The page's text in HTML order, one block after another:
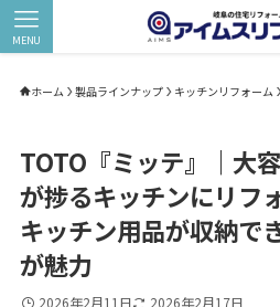
MENU
ホーム 製品ラインナップ キッチンリフォーム
TOTO『ミッテ』｜大
が捗るキッチンにリフ
キッチン用品が収納で
が魅力
2026年2月11日 2026年2月17日